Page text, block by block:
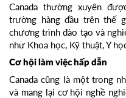
Canada thường xuyên
trường hàng đầu trên thế
chương trình đào tạo và
như Khoa học, Kỹ thuật, Y
Cơ hội làm việc hấp dẫn
Canada cũng là một trong
và mang lại cơ hội nghề